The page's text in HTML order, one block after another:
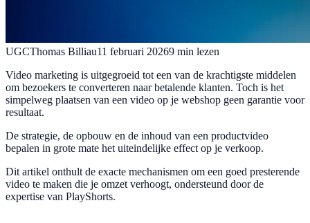
UGCThomas Billiau11 februari 20269 min lezen
Video marketing is uitgegroeid tot een van de krachtigste middelen
om bezoekers te converteren naar betalende klanten. Toch is het
simpelweg plaatsen van een video op je webshop geen garantie voor
resultaat.
De strategie, de opbouw en de inhoud van een productvideo
bepalen in grote mate het uiteindelijke effect op je verkoop.
Dit artikel onthult de exacte mechanismen om een goed presterende
video te maken die je omzet verhoogt, ondersteund door de
expertise van PlayShorts.